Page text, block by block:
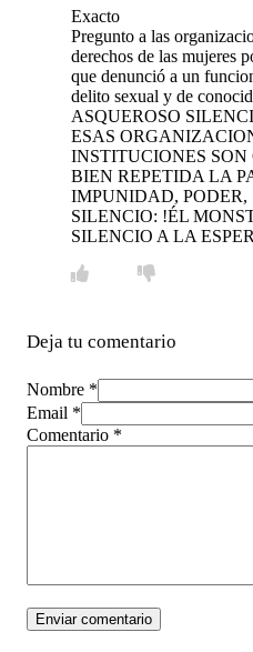
Exacto
Pregunto a las
derechos de las mujeres
que denunció a un
delito sexual y de
ASQUEROSO
ESAS
INSTITUCIONES
BIEN REPETIDA LA
IMPUNIDAD,
SILENCIO: !ÉL
SILENCIO A LA
Deja tu comentario
Nombre *
Email *
Comentario *